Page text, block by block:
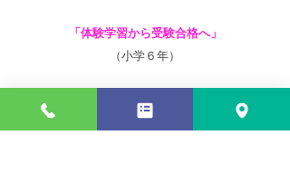
「体験学習から受験合格へ」
（小学６年）